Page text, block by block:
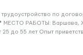
по
МЕСТО РАБОТЫ: Варшава,
до 55 лет Опыт
язык: разговорный